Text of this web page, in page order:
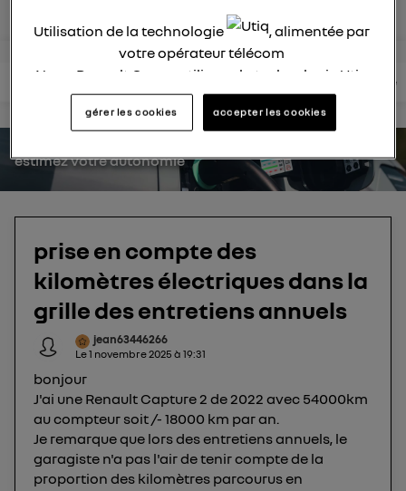
consultez votre notice
estimez votre autonomie
prise en compte des
kilomètres électriques dans la
grille des entretiens annuels
jean63446266
Le1 novembre 2025 à 19:31
bonjour
J'ai une Renault Capture 2 de 2022 avec 54000km
au compteur soit /- 18000 km par an.
Je remarque que lors des entretiens annuels, le
garagiste n'a pas l'air de tenir compte de la
proportion des kilomètres parcourus en
Utilisation de la technologie
, alimentée par
votre opérateur télécom
Nous, Renault Group, utilisons la technologie Utiq
pour nos activités digitales (telles que décrites
dans cette notice de consentement) et liées à
utilisez une connexion internet fournie parun
opérateur télécom participantet que vous
protection de vos données personnelles en vous
offrant choix et contrôle.
Elle utilise un identifiant créé par votre opérateur
télécom basé sur votre adresse IP et une référence
de votre contrat internet (ex : votre numéro de
téléphone).
L'identifiant est associé à votre connexion
internet. Ainsi, toutes les personnes utilisant la
même connexion et ayant consenties se verront
attribuer le même identifiant. En général :
Pour uneconnexion foyer(ex : Wi-Fi), la personnalisation sera basée
sur la navigation des membres du foyer ayant consentis.
gérer les cookies accepter les cookies